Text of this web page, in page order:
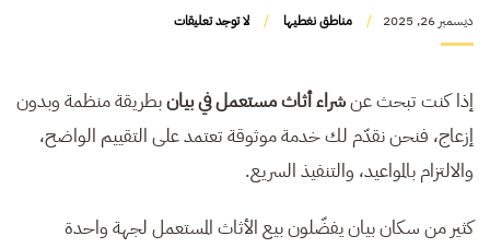
ديسمبر 26, 2025 مناطق نغطيها لا توجد تعليقات
إذا كنت تبحث عنشراء أثاث مستعمل في بيانبطريقة منظمة وبدون
إزعاج، فنحن نقدّم لك خدمة موثوقة تعتمد على التقييم الواضح،
والالتزام بالمواعيد، والتنفيذ السريع.
كثير من سكان بيان يفضّلون بيع الأثاث المستعمل لجهة واحدة